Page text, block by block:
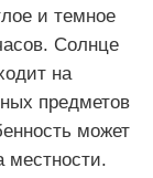
и темное
Солнце
на
предметов
может
местности.